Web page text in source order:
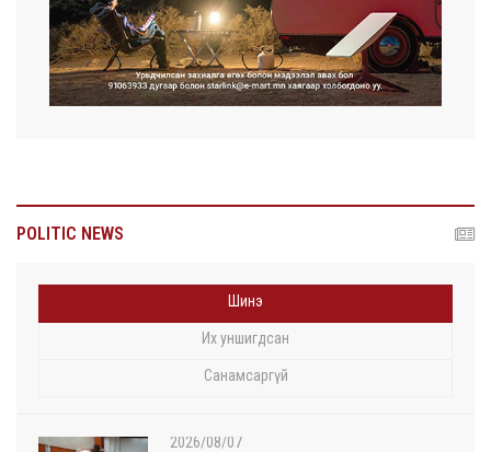
POLITIC NEWS
Шинэ
Их уншигдсан
Санамсаргүй
2026/08/07